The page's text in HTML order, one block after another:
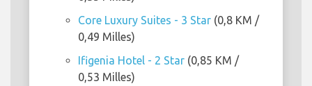
Core Luxury Suites - 3 Star (0,8 KM /
0,49 Milles)
Ifigenia Hotel - 2 Star (0,85 KM /
0,53 Milles)